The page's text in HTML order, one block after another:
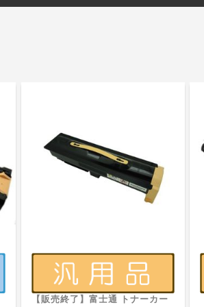
【販売終了】富士通 トナーカー